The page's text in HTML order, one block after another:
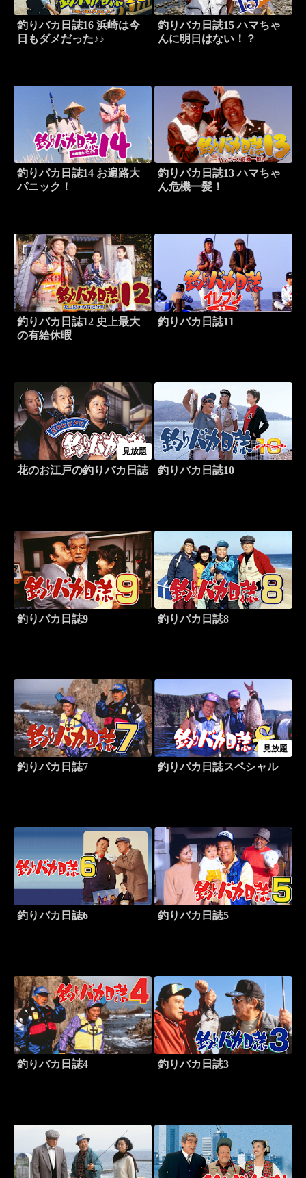
釣りバカ日誌16 浜崎は今
日もダメだった♪♪
釣りバカ日誌15 ハマちゃ
んに明日はない！？
釣りバカ日誌14 お遍路大
パニック！
釣りバカ日誌13 ハマちゃ
ん危機一髪！
釣りバカ日誌12 史上最大
の有給休暇
釣りバカ日誌11
見放題
花のお江戸の釣りバカ日誌 釣りバカ日誌10
釣りバカ日誌9 釣りバカ日誌8
釣りバカ日誌7
見放題
釣りバカ日誌スペシャル
釣りバカ日誌6 釣りバカ日誌5
釣りバカ日誌4 釣りバカ日誌3